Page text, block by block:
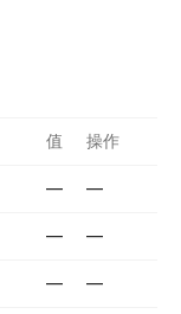
值 操作
— —
— —
— —